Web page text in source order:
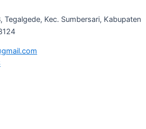
Tegalgede, Kec. Sumbersari, Kabupaten